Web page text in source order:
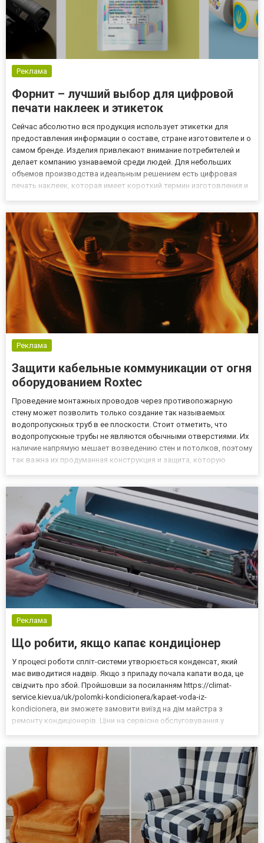
Реклама
Форнит – лучший выбор для цифровой
печати наклеек и этикеток
Сейчас абсолютно вся продукция использует этикетки для
предоставления информации о составе, стране изготовителе и о
самом бренде. Изделия привлекают внимание потребителей и
делает компанию узнаваемой среди людей. Для небольших
объемов производства идеальным решением есть цифровая
печать наклеек, которая имеет короткий термин изготовления и
Особе...
Реклама
Защити кабельные коммуникации от огня
оборудованием Roxtec
Проведение монтажных проводов через противопожарную
стену может позволить только создание так называемых
водопропускных труб в ее плоскости. Стоит отметить, что
водопропускные трубы не являются обычными отверстиями. Их
наличие напрямую мешает возведению стен и потолков, поэтому
так важна их продуманная конструкция и защита, которую
Реклама
Що робити, якщо капає кондиціонер
У процесі роботи спліт-системи утворюється конденсат, який
має виводитися надвір. Якщо з приладу почала капати вода, це
свідчить про збой. Пройшовши за посиланням https://climat-
service.kiev.ua/uk/polomki-kondicionera/kapaet-voda-iz-
kondicionera, ви зможете замовити виїзд на дім майстра з
ремонту кондиціонерів. Ціни на сервісне обслуговування у